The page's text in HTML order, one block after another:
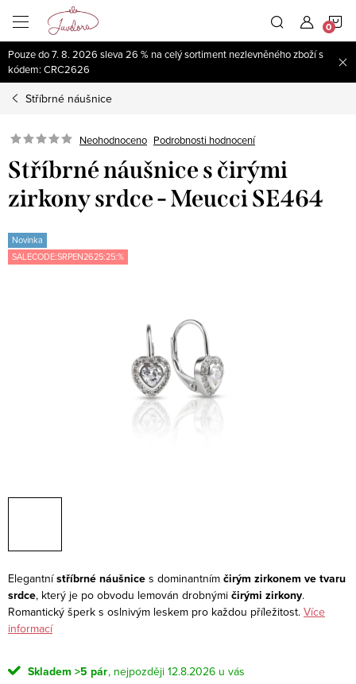
obsah
Pouze do 7. 8. 2026 sleva 26 % na celý sortiment nezlevněného zboží s
kódem: CRC2626
Stříbrné náušnice
Neohodnoceno Podrobnosti hodnocení
Stříbrné náušnice s čirými
zirkony srdce - Meucci SE464
Novinka
SALECODE:SRPEN2625:25:%
Elegantnístříbrné náušnice s dominantním čirým zirkonem ve tvaru
srdce, který je po obvodu lemován drobnými čirými zirkony.
Romantický šperk s oslnivým leskem pro každou příležitost. Více
informací
Skladem >5 pár
12.8.2026